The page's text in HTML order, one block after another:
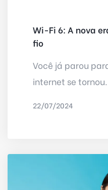
Wi-Fi 6: A nova
fio
Você já parou
internet se
22/07/2024